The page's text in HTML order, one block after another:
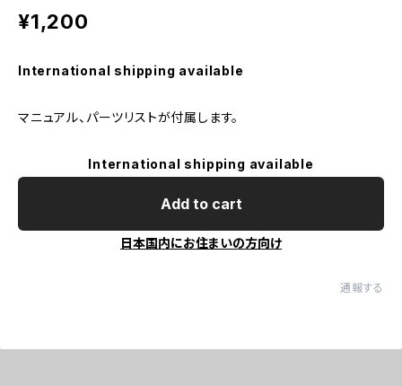
¥1,200
International shipping available
マニュアル、パーツリストが付属します。
International shipping available
Add to cart
日本国内にお住まいの方向け
通報する